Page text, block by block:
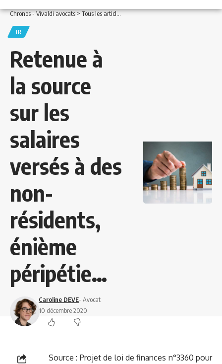
Chronos - Vivaldi avocats>Tous les articles >Fiscal>IR>Retenue à la source
IR
Retenue à
la source
sur les
salaires
versés à des
non-
résidents,
énième
péripétie…
Caroline DEVE- Avocat
10 décembre 2020
Source : Projet de loi de finances n°3360 pour